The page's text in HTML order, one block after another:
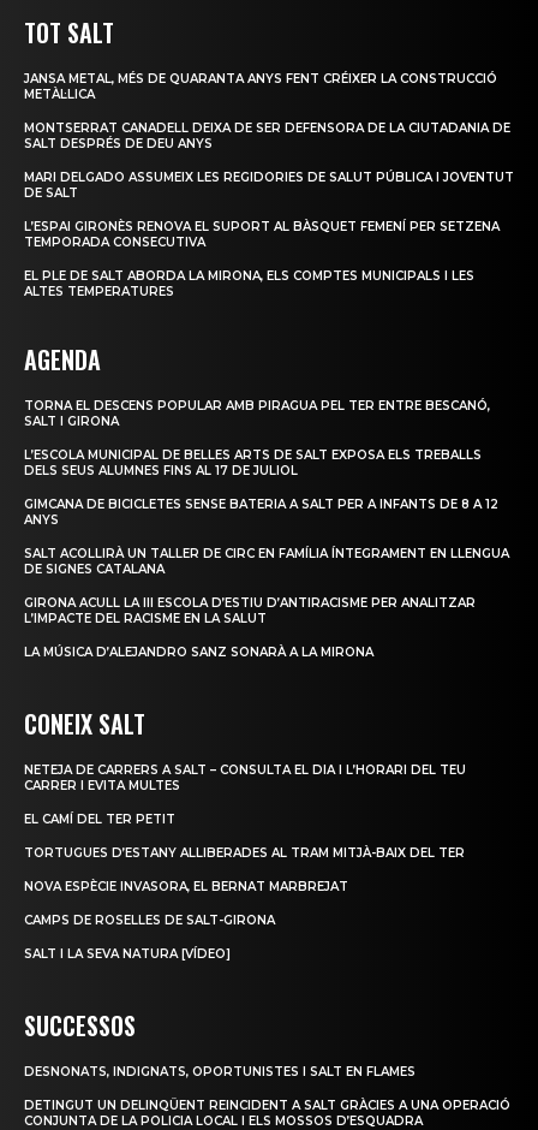
TOT SALT
JANSA METAL, MÉS DE QUARANTA ANYS FENT CRÉIXER LA CONSTRUCCIÓ
METÀL·LICA
MONTSERRAT CANADELL DEIXA DE SER DEFENSORA DE LA CIUTADANIA DE
SALT DESPRÉS DE DEU ANYS
MARI DELGADO ASSUMEIX LES REGIDORIES DE SALUT PÚBLICA I JOVENTUT
DE SALT
L’ESPAI GIRONÈS RENOVA EL SUPORT AL BÀSQUET FEMENÍ PER SETZENA
TEMPORADA CONSECUTIVA
EL PLE DE SALT ABORDA LA MIRONA, ELS COMPTES MUNICIPALS I LES
ALTES TEMPERATURES
AGENDA
TORNA EL DESCENS POPULAR AMB PIRAGUA PEL TER ENTRE BESCANÓ,
SALT I GIRONA
L’ESCOLA MUNICIPAL DE BELLES ARTS DE SALT EXPOSA ELS TREBALLS
DELS SEUS ALUMNES FINS AL 17 DE JULIOL
GIMCANA DE BICICLETES SENSE BATERIA A SALT PER A INFANTS DE 8 A 12
ANYS
SALT ACOLLIRÀ UN TALLER DE CIRC EN FAMÍLIA ÍNTEGRAMENT EN LLENGUA
DE SIGNES CATALANA
GIRONA ACULL LA III ESCOLA D’ESTIU D’ANTIRACISME PER ANALITZAR
L’IMPACTE DEL RACISME EN LA SALUT
LA MÚSICA D’ALEJANDRO SANZ SONARÀ A LA MIRONA
CONEIX SALT
NETEJA DE CARRERS A SALT – CONSULTA EL DIA I L’HORARI DEL TEU
CARRER I EVITA MULTES
EL CAMÍ DEL TER PETIT
TORTUGUES D’ESTANY ALLIBERADES AL TRAM MITJÀ-BAIX DEL TER
NOVA ESPÈCIE INVASORA, EL BERNAT MARBREJAT
CAMPS DE ROSELLES DE SALT-GIRONA
SALT I LA SEVA NATURA [VÍDEO]
SUCCESSOS
DESNONATS, INDIGNATS, OPORTUNISTES I SALT EN FLAMES
DETINGUT UN DELINQÜENT REINCIDENT A SALT GRÀCIES A UNA OPERACIÓ
CONJUNTA DE LA POLICIA LOCAL I ELS MOSSOS D’ESQUADRA